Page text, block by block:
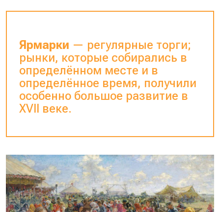
Ярмарки — регулярные торги;
рынки, которые собирались в
определённом месте и в
определённое время, получили
особенно большое развитие в
XVII веке.